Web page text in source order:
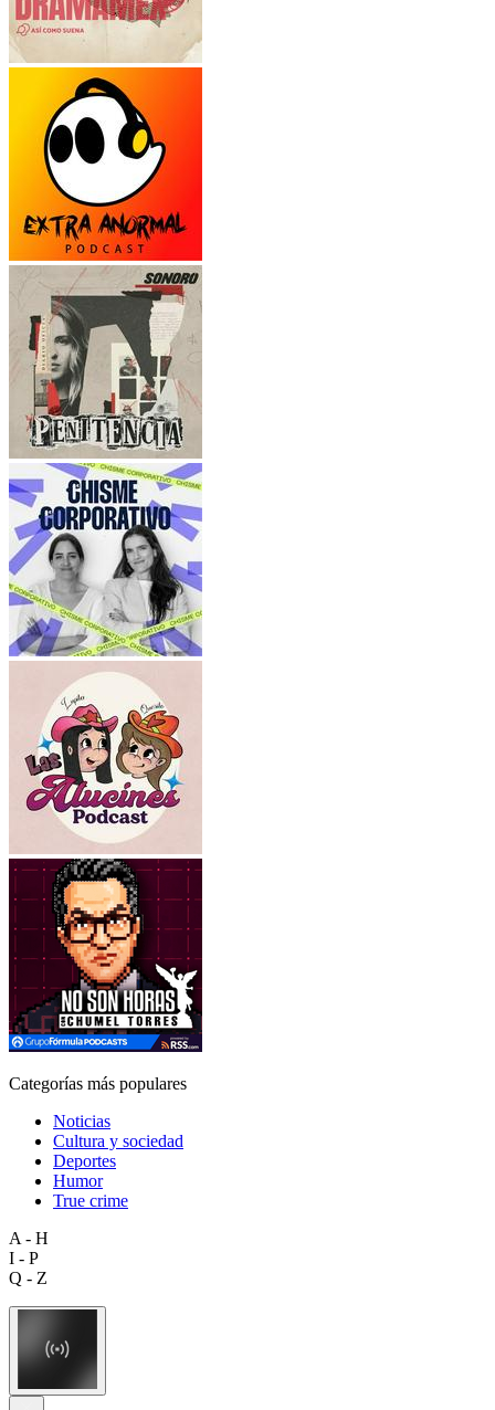
Categorías más populares
Noticias
Cultura y sociedad
Deportes
Humor
True crime
A - H
I - P
Q - Z